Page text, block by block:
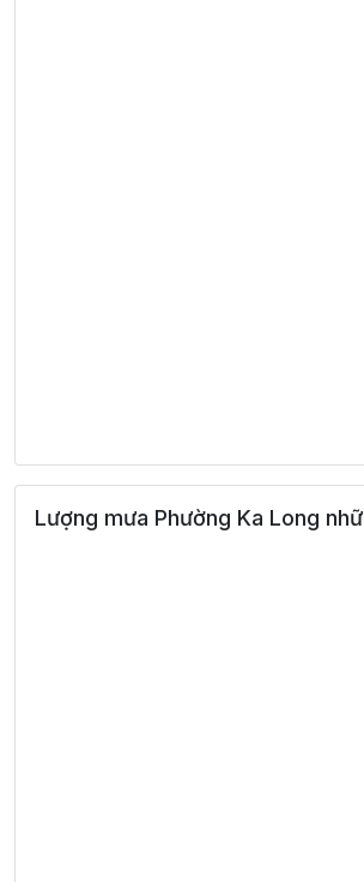
Lượng mưa Phường Ka Long